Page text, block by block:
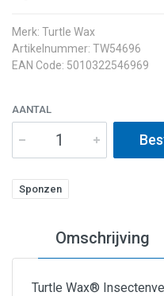
Merk: Turtle Wax
Artikelnummer: TW54696
EAN Code: 5010322546969
AANTAL
Sponzen
Omschrijving
Turtle Wax®